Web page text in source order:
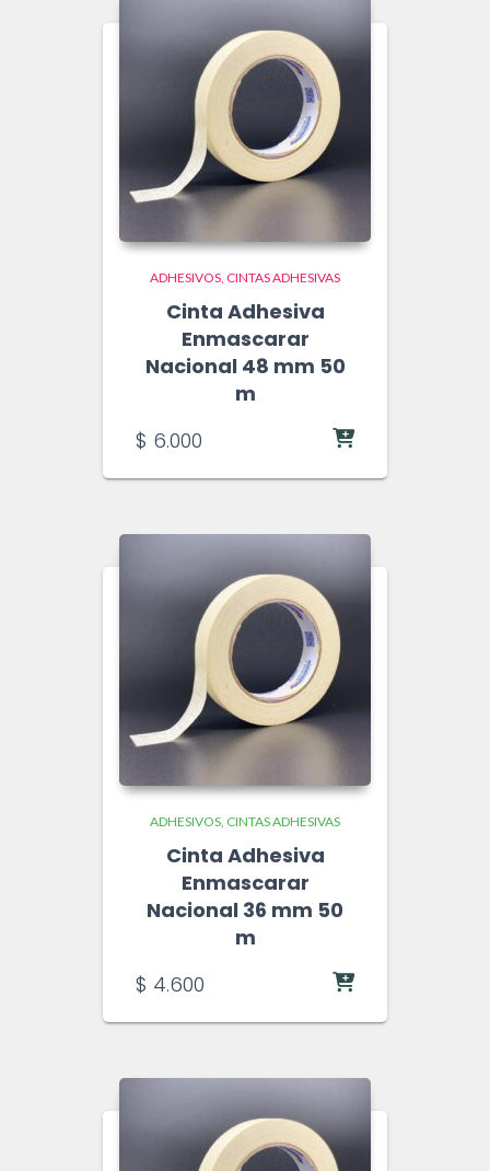
ADHESIVOS CINTAS ADHESIVAS
Cinta Adhesiva
Enmascarar
Nacional 48 mm 50
m
$ 6.000
ADHESIVOS CINTAS ADHESIVAS
Cinta Adhesiva
Enmascarar
Nacional 36 mm 50
m
$ 4.600